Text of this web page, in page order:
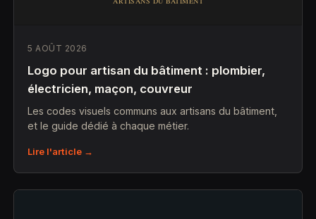
5 AOÛT 2026
Logo pour artisan du bâtiment : plombier,
électricien, maçon, couvreur
Les codes visuels communs aux artisans du bâtiment,
et le guide dédié à chaque métier.
Lire l'article →